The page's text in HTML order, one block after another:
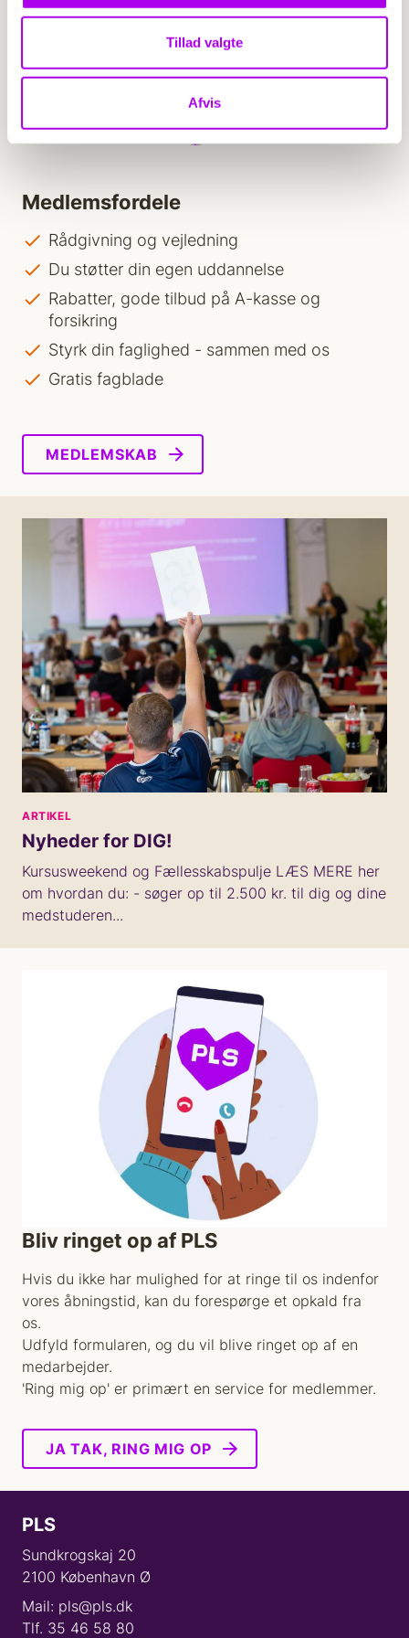
Tillad valgte
Afvis
Medlemsfordele
Rådgivning og vejledning
Du støtter din egen uddannelse
Rabatter, gode tilbud på A-kasse og
forsikring
Styrk din faglighed - sammen med os
Gratis fagblade
MEDLEMSKAB
ARTIKEL
Nyheder for DIG!
Kursusweekend og Fællesskabspulje LÆS MERE her
om hvordan du: - søger op til 2.500 kr. til dig og dine
medstuderen...
Bliv ringet op af PLS
Hvis du ikke har mulighed for at ringe til os indenfor
vores åbningstid, kan du forespørge et opkald fra
os.
Udfyld formularen, og du vil blive ringet op af en
medarbejder.
'Ring mig op' er primært en service for medlemmer.
JA TAK, RING MIG OP
PLS
Sundkrogskaj 20
2100 København Ø
Mail: pls@pls.dk
Tlf. 35 46 58 80